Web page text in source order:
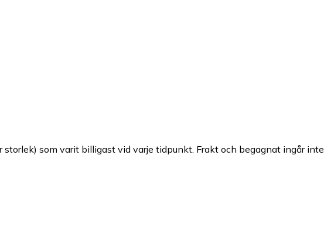
som varit billigast vid varje tidpunkt. Frakt och begagnat ingår inte.